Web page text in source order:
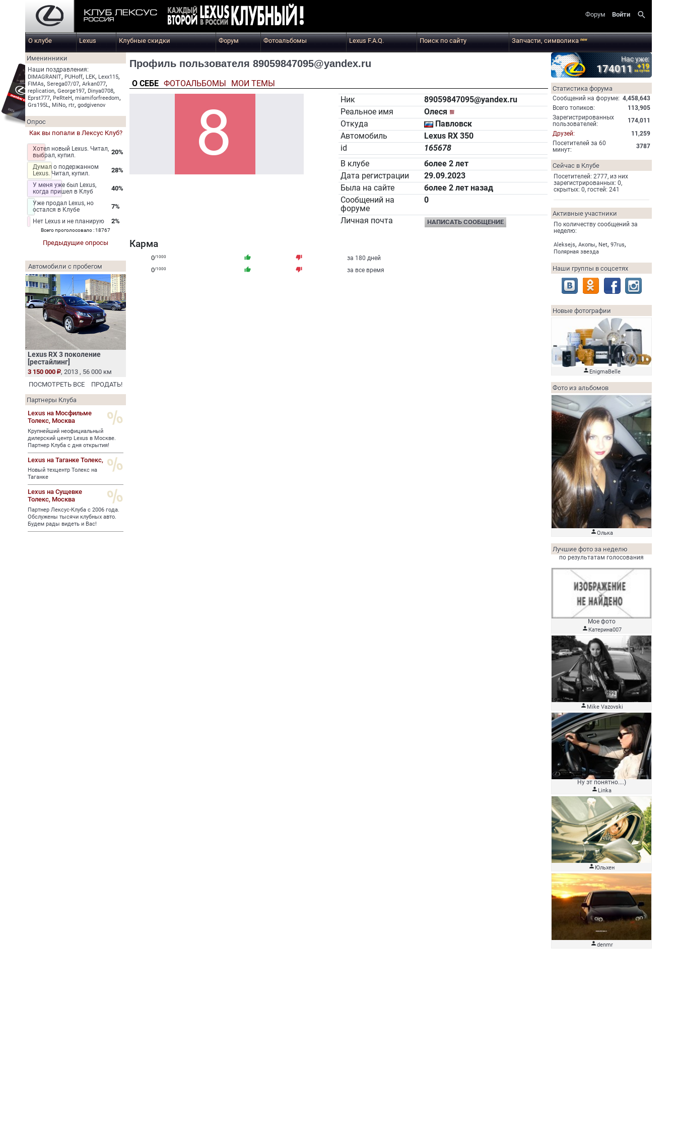
Форум Войти search
О клубе Lexus Клубные скидки Форум Фотоальбомы Lexus F.A.Q. Поиск по сайту Запчасти, символикаnew
Именинники
Наши поздравления:
DIMAGRANIT, PUHoff, LEK, Lexx115,
FIMAs, Serega07/07, Arkan077,
replication, George197, Dinya0708,
Eprst777, PeRteH, miamiforfreedom,
Grs195L, MiNo, rtr, godgivenov
Опрос
Как вы попали в Лексус Клуб?
Хотел новый Lexus. Читал,
выбрал, купил.
20%
Думал о подержанном
Lexus. Читал, купил.
28%
У меня уже был Lexus,
когда пришел в Клуб
40%
Уже продал Lexus, но
остался в Клубе
7%
Нет Lexus и не планирую 2%
Всего проголосовало : 18767
Предыдущие опросы
Автомобили с пробегом
Lexus RX 3 поколение
[рестайлинг]
3 150 000
, 2013 , 56 000 км
ПОСМОТРЕТЬ ВСЕ
ПРОДАТЬ!
Партнеры Клуба
Lexus на Мосфильме
Толекс, Москва
Крупнейший неофициальный
дилерский центр Lexus в Москве.
Партнер Клуба с дня открытия!
Lexus на Таганке Толекс,
Новый техцентр Толекс на
Таганке
Lexus на Сущевке
Толекс, Москва
Партнер Лексус-Клуба с 2006 года.
Обслужены тысячи клубных авто.
Будем рады видеть и Вас!
Профиль пользователя 89059847095@yandex.ru
О СЕБЕ ФОТОАЛЬБОМЫ
МОИ ТЕМЫ
Ник
89059847095@yandex.ru
Реальное имя
Олеся
Откуда
Павловск
Автомобиль
Lexus RX 350
id
165678
В клубе
более 2 лет
Дата регистрации
29.09.2023
Была на сайте
более 2 лет назад
Сообщений на
форуме
0
Личная почта НАПИСАТЬ СООБЩЕНИЕ
Карма
0/1000 thumb_up thumb_down за 180 дней
0/1000 thumb_up thumb_down за все время
Нас уже:
174011 +19
за сутки
Статистика форума
Cообщений на форуме: 4,458,643
Всего топиков:
113,905
Зарегистрированных
пользователей:
174,011
Друзей:
11,259
Посетителей за 60
минут:
3787
Сейчас в Клубе
Посетителей: 2777, из них
зарегистрированных: 0,
скрытых: 0, гостей: 241
Активные участники
По количеству сообщений за
неделю:
Aleksejs, Акопы, Net, 97rus,
Полярная звезда
Наши группы в соцсетях
Новые фотографии
 EnigmaBelle
Фото из альбомов
Олька
Лучшие фото за неделю
по результатам голосования
Мое фото
 Катерина007
 Mike Vazovski
Ну эт понятно....)
 Linka
 Юльхен
denmr